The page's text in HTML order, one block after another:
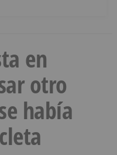
en
otro
había